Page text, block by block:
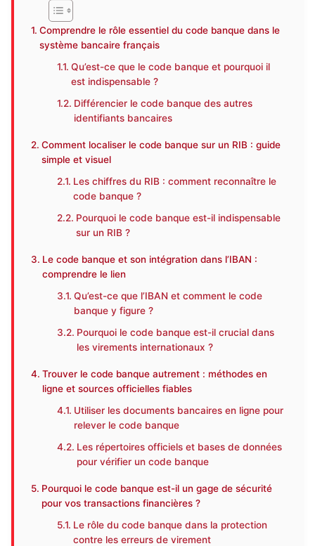
Comprendre le rôle essentiel du code banque dans le
système bancaire français
Qu’est-ce que le code banque et pourquoi il
est indispensable ?
Différencier le code banque des autres
identifiants bancaires
Comment localiser le code banque sur un RIB : guide
simple et visuel
Les chiffres du RIB : comment reconnaître le
code banque ?
Pourquoi le code banque est-il indispensable
sur un RIB ?
Le code banque et son intégration dans l’IBAN :
comprendre le lien
Qu’est-ce que l’IBAN et comment le code
banque y figure ?
Pourquoi le code banque est-il crucial dans
les virements internationaux ?
Trouver le code banque autrement : méthodes en
ligne et sources officielles fiables
Utiliser les documents bancaires en ligne pour
relever le code banque
Les répertoires officiels et bases de données
pour vérifier un code banque
Pourquoi le code banque est-il un gage de sécurité
pour vos transactions financières ?
Le rôle du code banque dans la protection
contre les erreurs de virement